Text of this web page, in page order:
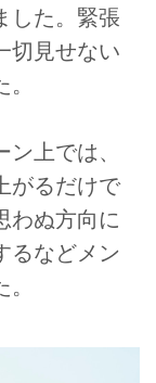
した。緊張
切見せない
上では、
がるだけで
わぬ方向に
るなどメン